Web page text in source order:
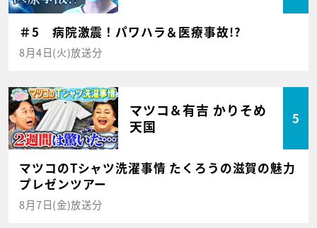
＃5 病院激震！パワハラ＆医療事故!?
8月4日(火)放送分
マツコ＆有吉 かりそめ
天国
5
マツコのTシャツ洗濯事情 たくろうの滋賀の魅力
プレゼンツアー
8月7日(金)放送分